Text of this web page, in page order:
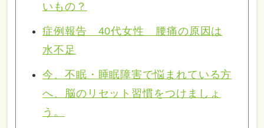
いもの？
症例報告 40代女性 腰痛の原因は
水不足
今、不眠・睡眠障害で悩まれている方
へ、脳のリセット習慣をつけましょ
う。